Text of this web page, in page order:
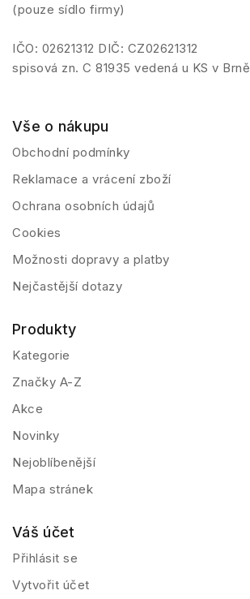
(pouze sídlo firmy)
IČO: 02621312 DIČ: CZ02621312
spisová zn. C 81935 vedená u KS v Brně
Vše o nákupu
Obchodní podmínky
Reklamace a vrácení zboží
Ochrana osobních údajů
Cookies
Možnosti dopravy a platby
Nejčastější dotazy
Produkty
Kategorie
Značky A-Z
Akce
Novinky
Nejoblíbenější
Mapa stránek
Váš účet
Přihlásit se
Vytvořit účet